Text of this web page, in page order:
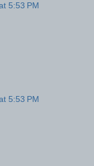
5:53 PM
5:53 PM